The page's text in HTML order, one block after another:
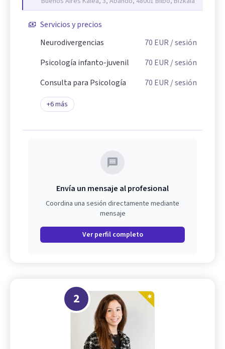
Servicios y precios
Neurodivergencias
70 EUR / sesión
Psicología infanto-juvenil
70 EUR / sesión
Consulta para Psicología
70 EUR / sesión
+6más
Envía un mensaje al profesional
Coordina una sesión directamente mediante
mensaje
Ver perfil completo
2